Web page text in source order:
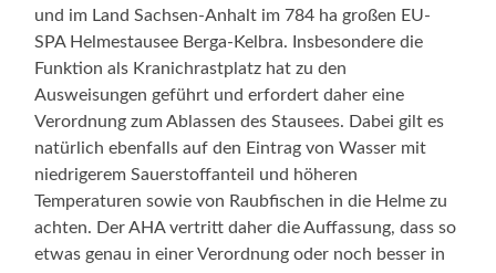
und im Land Sachsen-Anhalt im 784 ha großen EU-
SPA Helmestausee Berga-Kelbra. Insbesondere die
Funktion als Kranichrastplatz hat zu den
Ausweisungen geführt und erfordert daher eine
Verordnung zum Ablassen des Stausees. Dabei gilt es
natürlich ebenfalls auf den Eintrag von Wasser mit
niedrigerem Sauerstoffanteil und höheren
Temperaturen sowie von Raubfischen in die Helme zu
achten. Der AHA vertritt daher die Auffassung, dass so
etwas genau in einer Verordnung oder noch besser in